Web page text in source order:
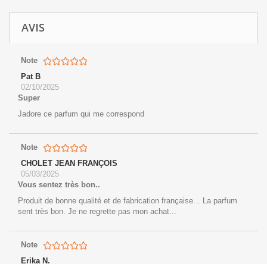
AVIS
Note
Pat B
02/10/2025
Super
Jadore ce parfum qui me correspond
Note
CHOLET JEAN FRANÇOIS
05/03/2025
Vous sentez très bon..
Produit de bonne qualité et de fabrication française... La parfum
sent très bon. Je ne regrette pas mon achat...
Note
Erika N.